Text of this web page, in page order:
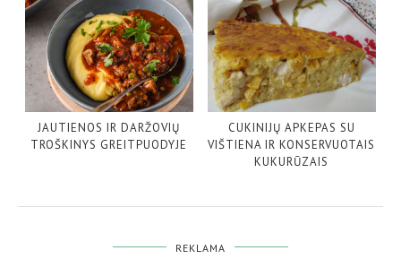
JAUTIENOS IR DARŽOVIŲ
TROŠKINYS GREITPUODYJE
CUKINIJŲ APKEPAS SU
VIŠTIENA IR KONSERVUOTAIS
KUKURŪZAIS
REKLAMA